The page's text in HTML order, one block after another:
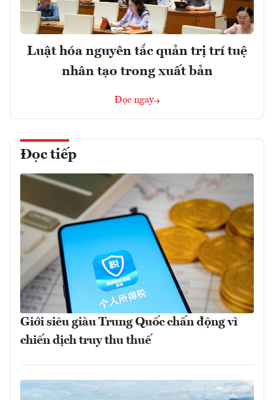
Luật hóa nguyên tắc quản trị trí tuệ
nhân tạo trong xuất bản
Đọc ngay
Đọc tiếp
Giới siêu giàu Trung Quốc chấn động vì
chiến dịch truy thu thuế